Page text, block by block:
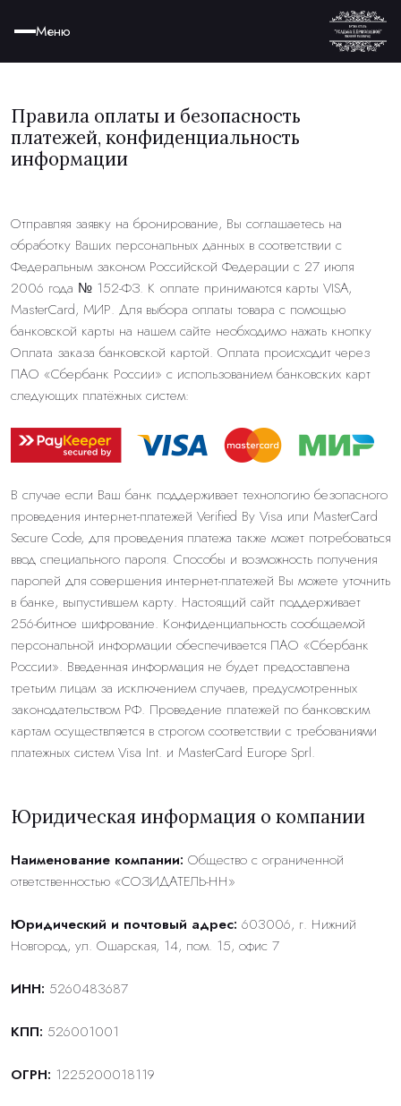
Меню
Правила оплаты и безопасность
платежей, конфиденциальность
информации
Отправляя заявку на бронирование, Вы соглашаетесь на
обработку Ваших персональных данных в соответствии с
Федеральным законом Российской Федерации с 27 июля
2006 года № 152-ФЗ. К оплате принимаются карты VISA,
MasterCard, МИР. Для выбора оплаты товара с помощью
банковской карты на нашем сайте необходимо нажать кнопку
Оплата заказа банковской картой. Оплата происходит через
ПАО «Сбербанк России» с использованием банковских карт
следующих платёжных систем:
В случае если Ваш банк поддерживает технологию безопасного
проведения интернет-платежей Verified By Visa или MasterCard
Secure Code, для проведения платежа также может потребоваться
ввод специального пароля. Способы и возможность получения
паролей для совершения интернет-платежей Вы можете уточнить
в банке, выпустившем карту. Настоящий сайт поддерживает
256-битное шифрование. Конфиденциальность сообщаемой
персональной информации обеспечивается ПАО «Сбербанк
России». Введенная информация не будет предоставлена
третьим лицам за исключением случаев, предусмотренных
законодательством РФ. Проведение платежей по банковским
картам осуществляется в строгом соответствии с требованиями
платежных систем Visa Int. и MasterCard Europe Sprl.
Юридическая информация о компании
Наименование компании: Общество с ограниченной
ответственностью «СОЗИДАТЕЛЬ-НН»
Юридический и почтовый адрес: 603006, г. Нижний
Новгород, ул. Ошарская, 14, пом. 15, офис 7
ИНН: 5260483687
КПП: 526001001
ОГРН: 1225200018119